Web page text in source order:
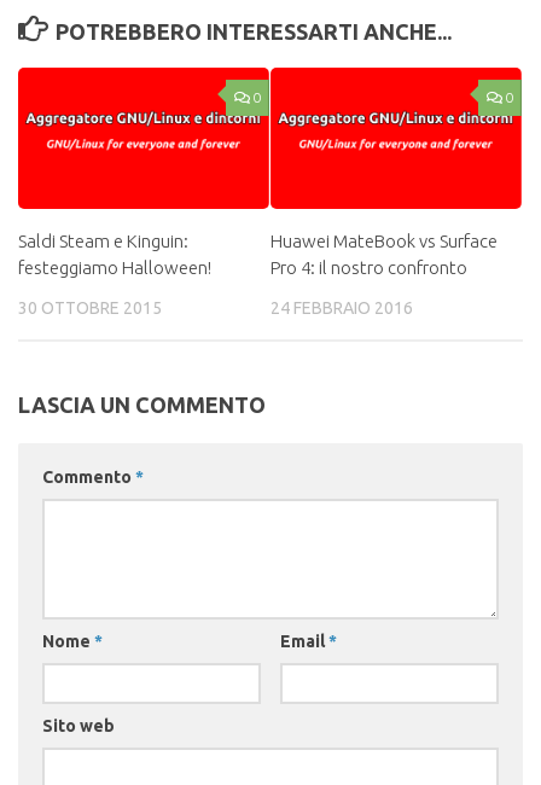
POTREBBERO INTERESSARTI ANCHE...
0
Saldi Steam e Kinguin:
festeggiamo Halloween!
30 OTTOBRE 2015
0
Huawei MateBook vs Surface
Pro 4: il nostro confronto
24 FEBBRAIO 2016
LASCIA UN COMMENTO
Commento *
Nome * Email*
Sito web